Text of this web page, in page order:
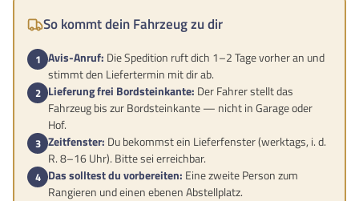
So kommt dein Fahrzeug zu dir
Avis-Anruf: Die Spedition ruft dich 1–2 Tage vorher an und
stimmt den Liefertermin mit dir ab.
Lieferung frei Bordsteinkante: Der Fahrer stellt das
Fahrzeug bis zur Bordsteinkante — nicht in Garage oder
Hof.
Zeitfenster: Du bekommst ein Lieferfenster (werktags, i. d.
R. 8–16 Uhr). Bitte sei erreichbar.
Das solltest du vorbereiten: Eine zweite Person zum
Rangieren und einen ebenen Abstellplatz.